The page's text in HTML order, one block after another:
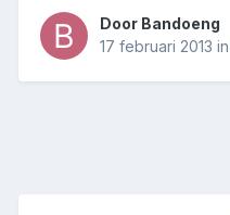
Door Bandoeng
17 februari 2013 in